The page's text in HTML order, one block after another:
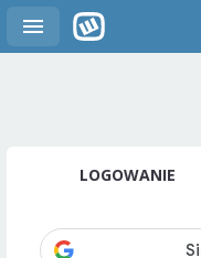
LOGOWANIE